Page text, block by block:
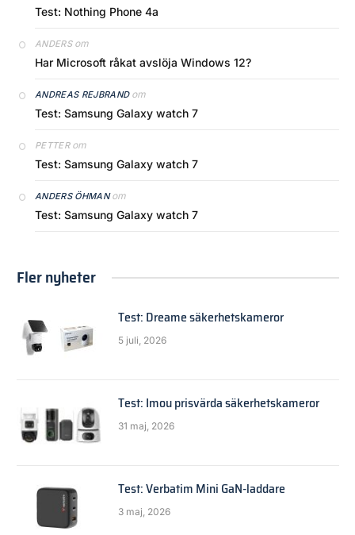
Test: Nothing Phone 4a
ANDERSom
Har Microsoft råkat avslöja Windows 12?
ANDREAS REJBRANDom
Test: Samsung Galaxy watch 7
PETTERom
Test: Samsung Galaxy watch 7
ANDERS ÖHMANom
Test: Samsung Galaxy watch 7
Fler nyheter
Test: Dreame säkerhetskameror
5 juli, 2026
Test: Imou prisvärda säkerhetskameror
31 maj, 2026
Test: Verbatim Mini GaN-laddare
3 maj, 2026